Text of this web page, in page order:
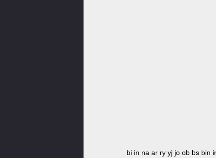
bi in na ar ry yj jo ob bs bin